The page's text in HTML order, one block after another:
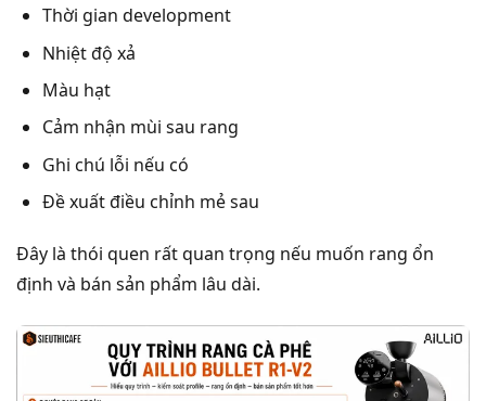
Thời gian development
Nhiệt độ xả
Màu hạt
Cảm nhận mùi sau rang
Ghi chú lỗi nếu có
Đề xuất điều chỉnh mẻ sau
Đây là thói quen rất quan trọng nếu muốn rang ổn
định và bán sản phẩm lâu dài.